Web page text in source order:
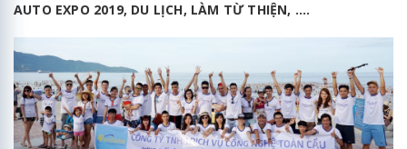
AUTO EXPO 2019, DU LỊCH, LÀM TỪ THIỆN, ....